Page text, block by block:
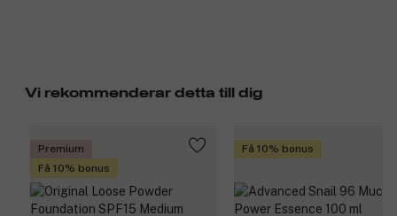
Vi rekommenderar detta till dig
Premium
Få 10% bonus
Få 10% bonus